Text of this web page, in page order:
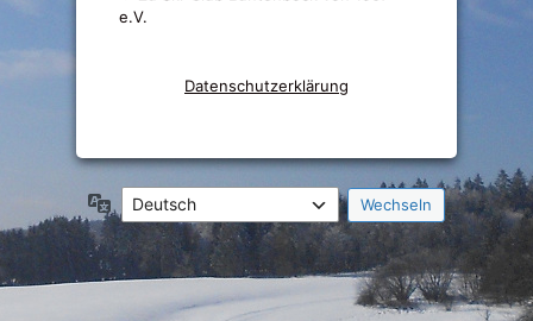
e.V.
Datenschutzerklärung
Sprache